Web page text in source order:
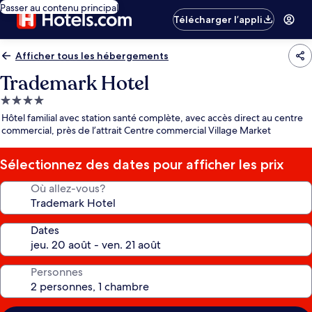
Passer au contenu principal
Télécharger l’appli
Afficher tous les hébergements
Trademark Hotel
Hébergement
4.0 étoiles
Hôtel familial avec station santé complète, avec accès direct au centre
commercial, près de l’attrait Centre commercial Village Market
Sélectionnez des dates pour afficher les prix
Où allez-vous?
Dates
Personnes